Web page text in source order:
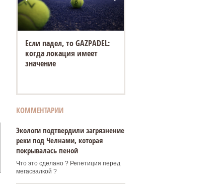
Если падел, то GAZPADEL:
когда локация имеет
значение
КОММЕНТАРИИ
Экологи подтвердили загрязнение
реки под Челнами, которая
покрывалась пеной
Что это сделано ? Репетиция перед
мегасвалкой ?